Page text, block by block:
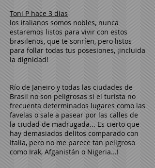
Toni P hace 3 días
los italianos somos nobles, nunca
estaremos listos para vivir con estos
brasileños, que te sonríen, pero listos
para follar todas tus posesiones, ¡incluida
la dignidad!
Río de Janeiro y todas las ciudades de
Brasil no son peligrosas si el turista no
frecuenta determinados lugares como las
favelas o sale a pasear por las calles de
la ciudad de madrugada... Es cierto que
hay demasiados delitos comparado con
Italia, pero no me parece tan peligroso
como Irak, Afganistán o Nigeria...!